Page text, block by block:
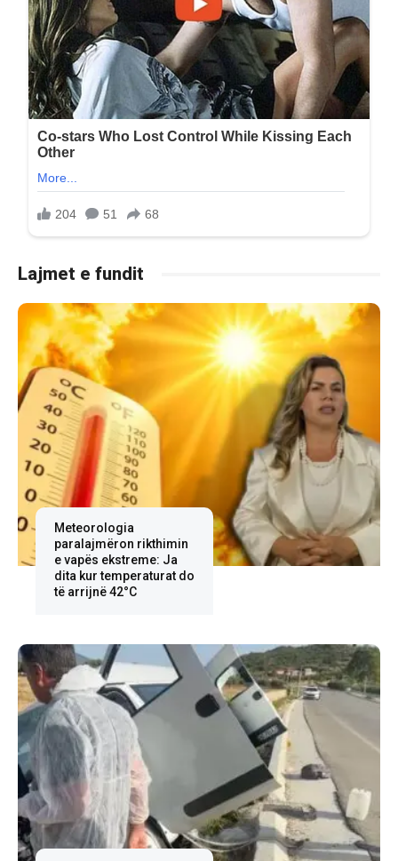
Lajmet e fundit
Meteorologia
paralajmëron rikthimin
e vapës ekstreme: Ja
dita kur temperaturat do
të arrijnë 42°C